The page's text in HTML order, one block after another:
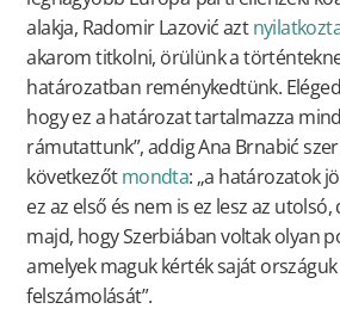
alakja, Radomir Lazović azt
akarom titkolni, örülünk a
határozatban reménykedtünk.
hogy ez a határozat tartalmazza
rámutattunk”, addig Ana Brnabić
következőtmondta: „a határozatok
ez az első és nem is ez lesz az
majd, hogy Szerbiában voltak olyan
amelyek maguk kérték saját
felszámolását”.